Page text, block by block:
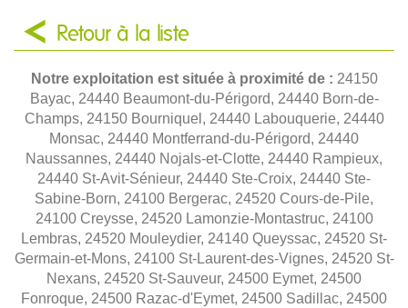
Retour à la liste
Notre exploitation est située à proximité de : 24150
Bayac, 24440 Beaumont-du-Périgord, 24440 Born-de-
Champs, 24150 Bourniquel, 24440 Labouquerie, 24440
Monsac, 24440 Montferrand-du-Périgord, 24440
Naussannes, 24440 Nojals-et-Clotte, 24440 Rampieux,
24440 St-Avit-Sénieur, 24440 Ste-Croix, 24440 Ste-
Sabine-Born, 24100 Bergerac, 24520 Cours-de-Pile,
24100 Creysse, 24520 Lamonzie-Montastruc, 24100
Lembras, 24520 Mouleydier, 24140 Queyssac, 24520 St-
Germain-et-Mons, 24100 St-Laurent-des-Vignes, 24520 St-
Nexans, 24520 St-Sauveur, 24500 Eymet, 24500
Fonroque, 24500 Razac-d'Eymet, 24500 Sadillac, 24500